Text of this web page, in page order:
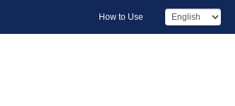
How to Use